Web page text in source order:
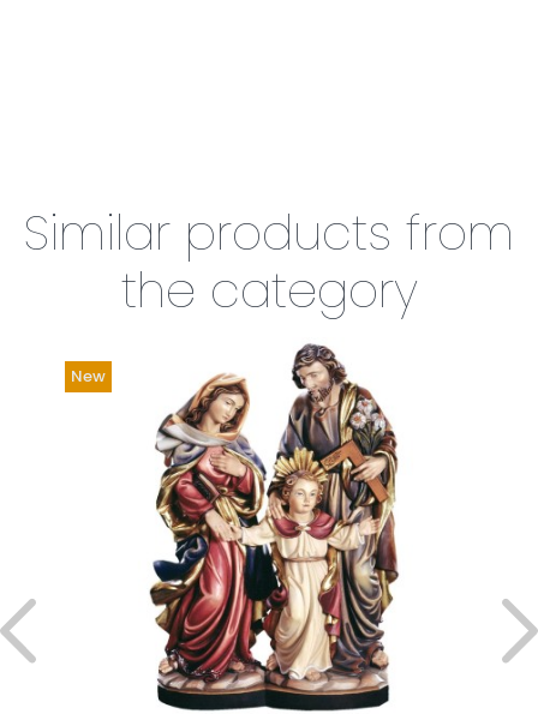
Similar products from
the category
New